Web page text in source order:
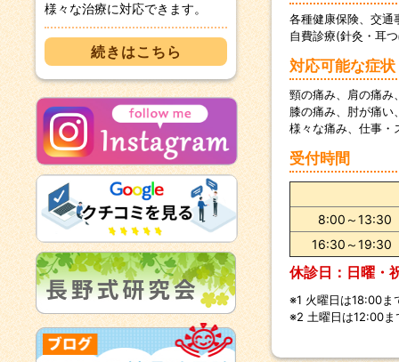
様々な治療に対応できます。
続きはこちら
各種健康保険、交通
自費診療(針灸・耳
対応可能な症状
頸の痛み、肩の痛み
膝の痛み、肘が痛い
様々な痛み、仕事・
受付時間
8:00～13:30
16:30～19:30
休診日：日曜・
※1 火曜日は18:00ま
※2 土曜日は12:00ま